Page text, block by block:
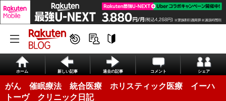
ホーム 新しい記事 過去の記事 コメント シェア
がん 催眠療法 統合医療 ホリスティック医療 イーハ
トーヴ クリニック日記